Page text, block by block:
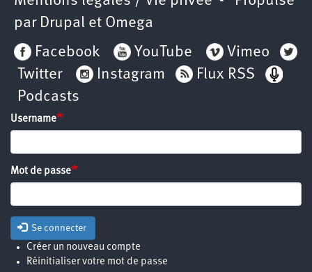
par Drupal et Omega
Facebook
YouTube
Vimeo
Twitter
Instagram
Flux RSS
Podcasts
Username
Mot de passe
Se connecter
Créer un nouveau compte
Réinitialiser votre mot de passe